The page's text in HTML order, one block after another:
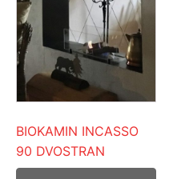
BIOKAMIN INCASSO
90 DVOSTRAN